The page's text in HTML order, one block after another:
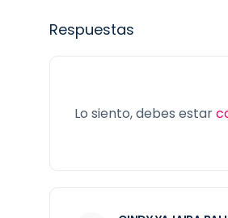
Respuestas
Lo siento, debes estar